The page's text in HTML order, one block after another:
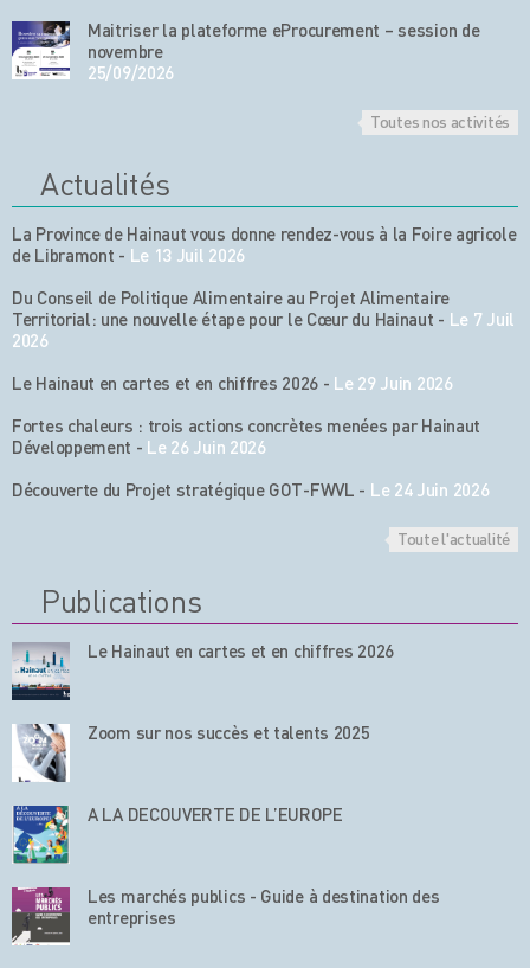
Maitriser la plateforme eProcurement – session de
novembre
25/09/2026
Toutes nos activités
Actualités
La Province de Hainaut vous donne rendez-vous à la Foire agricole
de Libramont - Le 13 Juil 2026
Du Conseil de Politique Alimentaire au Projet Alimentaire
Territorial: une nouvelle étape pour le Cœur du Hainaut - Le 7 Juil
2026
Le Hainaut en cartes et en chiffres 2026 - Le 29 Juin 2026
Fortes chaleurs : trois actions concrètes menées par Hainaut
Développement - Le 26 Juin 2026
Découverte du Projet stratégique GOT-FWVL - Le 24 Juin 2026
Toute l'actualité
Publications
Le Hainaut en cartes et en chiffres 2026
Zoom sur nos succès et talents 2025
A LA DECOUVERTE DE L’EUROPE
Les marchés publics - Guide à destination des
entreprises